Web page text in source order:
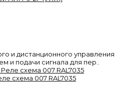
и дистанционного управления
и подачи сигнала для пер..
схема 007 RAL7035